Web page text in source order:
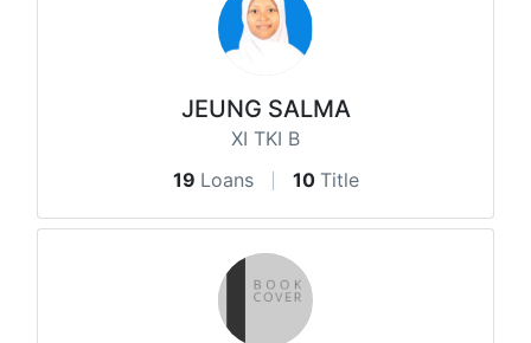
JEUNG SALMA
XI TKI B
19 Loans 10 Title